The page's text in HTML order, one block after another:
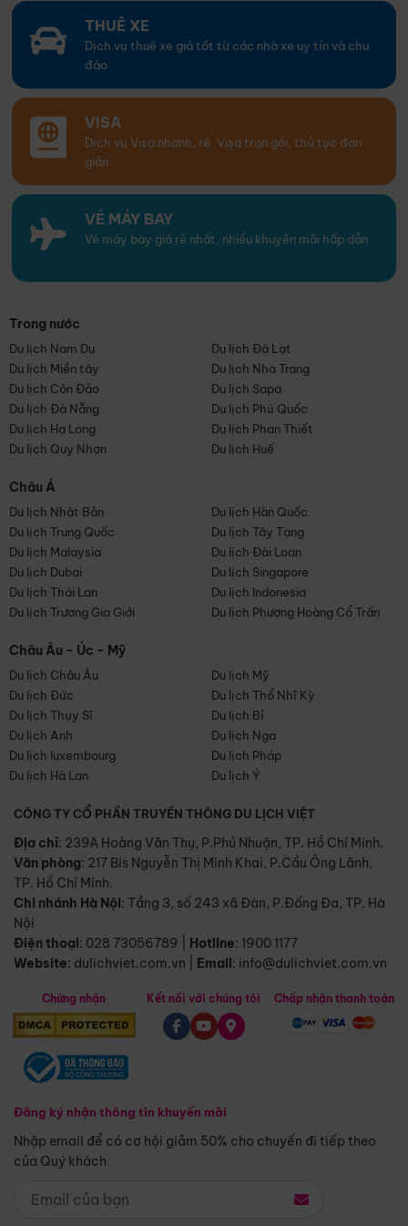
THUÊ XE
Dịch vụ thuê xe giá tốt từ các nhà xe uy tín và chu
đáo
VISA
Dịch vụ Visa nhanh, rẻ. Visa trọn gói, thủ tục đơn
giản
VÉ MÁY BAY
Vé máy bay giá rẻ nhất, nhiều khuyến mãi hấp dẫn
Trong nước
Du lịch Nam Du
Du lịch Đà Lạt
Du lịch Miền tây
Du lịch Nha Trang
Du lịch Côn Đảo
Du lịch Sapa
Du lịch Đà Nẵng
Du lịch Phú Quốc
Du lịch Hạ Long
Du lịch Phan Thiết
Du lịch Quy Nhơn
Du lịch Huế
Châu Á
Du lịch Nhật Bản
Du lịch Hàn Quốc
Du lịch Trung Quốc
Du lịch Tây Tạng
Du lịch Malaysia
Du lịch Đài Loan
Du lịch Dubai
Du lịch Singapore
Du lịch Thái Lan
Du lịch Indonesia
Du lịch Trương Gia Giới
Du lịch Phượng Hoàng Cổ Trấn
Châu Âu - Úc - Mỹ
Du lịch Châu Âu
Du lịch Mỹ
Du lịch Đức
Du lịch Thổ Nhĩ Kỳ
Du lịch Thụy Sĩ
Du lịch Bỉ
Du lịch Anh
Du lịch Nga
Du lịch luxembourg
Du lịch Pháp
Du lịch Hà Lan
Du lịch Ý
CÔNG TY CỔ PHẦN TRUYỀN THÔNG DU LỊCH VIỆT
Địa chỉ: 239A Hoàng Văn Thụ, P.Phú Nhuận, TP. Hồ Chí Minh.
Văn phòng: 217 Bis Nguyễn Thị Minh Khai, P.Cầu Ông Lãnh,
TP. Hồ Chí Minh.
Chi nhánh Hà Nội: Tầng 3, số 243 xã Đàn, P.Đống Đa, TP. Hà
Nội
Điện thoại: 028 73056789 Hotline: 1900 1177
Website: dulichviet.com.vn Email: info@dulichviet.com.vn
Chứng nhận
Đăng ký nhận thông tin khuyến mãi
Nhập email để có cơ hội giảm 50% cho chuyến đi tiếp theo
của Quý khách
Kết nối với chúng tôi Chấp nhận thanh toán